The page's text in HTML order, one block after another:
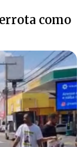
como